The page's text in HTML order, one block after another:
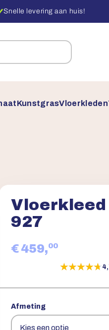
Snelle levering aan huis!
KunstgrasVloerkleden
Vloerkleed
927
€ 459,00
★★★★★
★★★★★
Afmeting